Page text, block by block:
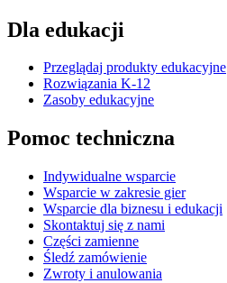
Dla edukacji
Przeglądaj produkty edukacyjne
Rozwiązania K-12
Zasoby edukacyjne
Pomoc techniczna
Indywidualne wsparcie
Wsparcie w zakresie gier
Wsparcie dla biznesu i edukacji
Skontaktuj się z nami
Części zamienne
Śledź zamówienie
Zwroty i anulowania